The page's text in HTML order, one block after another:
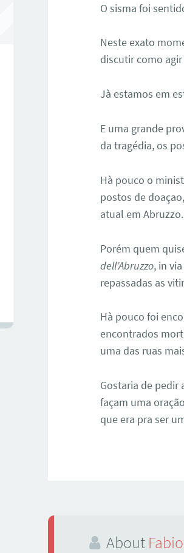
O sisma foi
Neste exato
discutir como
Jà estamos em
E uma grande
da tragédia, os
Hà pouco o
postos de
atual em Abruzzo.
Porém quem
dell’Abruzzo, in
repassadas as
Hà pouco foi
encontrados
uma das ruas
Gostaria de pedir
façam uma
que era pra ser
About